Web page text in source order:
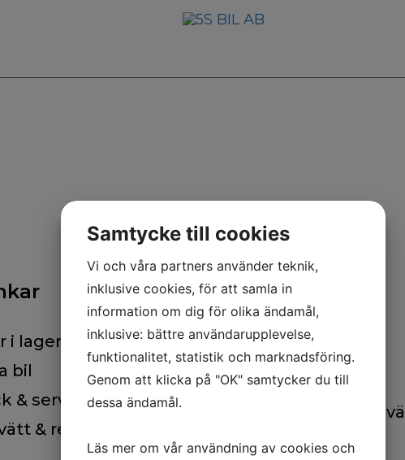
i lager
bil
& service
& rekond
Kontor
031-307 00 00
info@5sbil.se
Askims
436 34 ASKIM
Samtycke till cookies
Vi och våra partners använder teknik,
inklusive cookies, för att samla in
information om dig för olika ändamål,
inklusive: bättre användarupplevelse,
funktionalitet, statistik och marknadsföring.
Genom att klicka på "OK" samtycker du till
dessa ändamål.
Läs mer om vår användning av cookies och